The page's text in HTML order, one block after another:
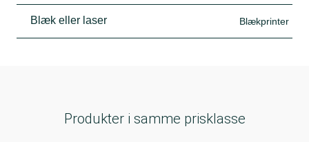
Blæk eller laser Blækprinter
Produkter i samme prisklasse